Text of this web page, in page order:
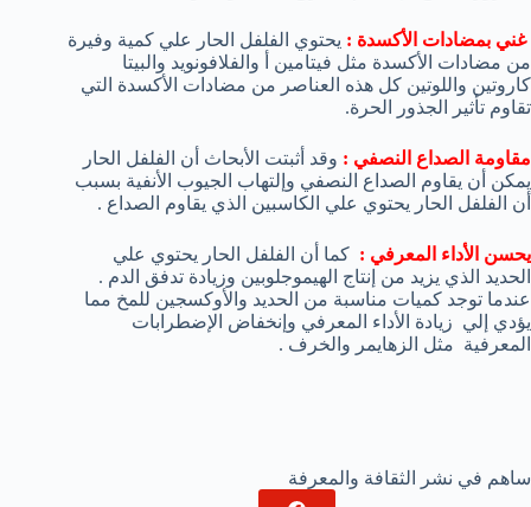
غني بمضادات الأكسدة : يحتوي الفلفل الحار علي كمية وفيرة
من مضادات الأكسدة مثل فيتامين أ والفلافونويد والبيتا
كاروتين واللوتين كل هذه العناصر من مضادات الأكسدة التي
تقاوم تأثير الجذور الحرة.
مقاومة الصداع النصفي : وقد أثبتت الأبحاث أن الفلفل الحار
يمكن أن يقاوم الصداع النصفي وإلتهاب الجيوب الأنفية بسبب
أن الفلفل الحار يحتوي علي الكاسبين الذي يقاوم الصداع .
يحسن الأداء المعرفي : كما أن الفلفل الحار يحتوي علي
الحديد الذي يزيد من إنتاج الهيموجلوبين وزيادة تدفق الدم .
عندما توجد كميات مناسبة من الحديد والأوكسجين للمخ مما
يؤدي إلي زيادة الأداء المعرفي وإنخفاض الإضطرابات
المعرفية مثل الزهايمر والخرف .
ساهم في نشر الثقافة والمعرفة